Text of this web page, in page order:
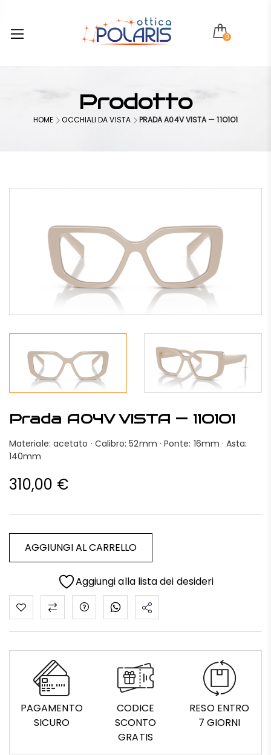
0
Prodotto
HOME OCCHIALI DA VISTA PRADA A04V VISTA — 11O1O1
Prada A04V VISTA — 11O1O1
Materiale: acetato · Calibro: 52mm · Ponte: 16mm · Asta:
140mm
310,00 €
AGGIUNGI AL CARRELLO
Aggiungi alla lista dei desideri
PAGAMENTO
SICURO
CODICE
SCONTO
GRATIS
RESO ENTRO
7 GIORNI